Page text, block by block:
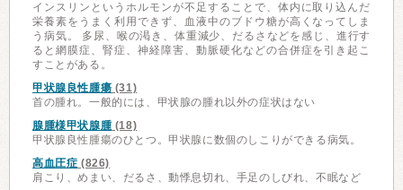
インスリンというホルモンが不足することで、体内に取り込んだ
栄養素をうまく利用できず、血液中のブドウ糖が高くなってしま
う病気。 多尿、喉の渇き、体重減少、だるさなどを感じ、進行す
ると網膜症、腎症、神経障害、動脈硬化などの合併症を引き起こ
すことがある。
甲状腺良性腫瘍 (31)
首の腫れ。一般的には、甲状腺の腫れ以外の症状はない
腺腫様甲状腺腫(18)
甲状腺良性腫瘍のひとつ。甲状腺に数個のしこりができる病気。
高血圧症 (826)
肩こり、めまい、だるさ、動悸息切れ、手足のしびれ、不眠など